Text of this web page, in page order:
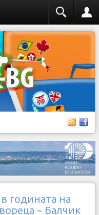
годината на
– Балчик